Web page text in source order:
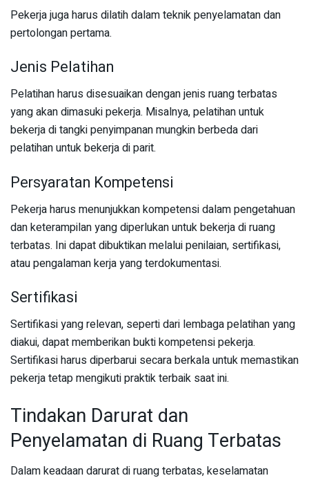
Pekerja juga harus dilatih dalam teknik penyelamatan dan
pertolongan pertama.
Jenis Pelatihan
Pelatihan harus disesuaikan dengan jenis ruang terbatas
yang akan dimasuki pekerja. Misalnya, pelatihan untuk
bekerja di tangki penyimpanan mungkin berbeda dari
pelatihan untuk bekerja di parit.
Persyaratan Kompetensi
Pekerja harus menunjukkan kompetensi dalam pengetahuan
dan keterampilan yang diperlukan untuk bekerja di ruang
terbatas. Ini dapat dibuktikan melalui penilaian, sertifikasi,
atau pengalaman kerja yang terdokumentasi.
Sertifikasi
Sertifikasi yang relevan, seperti dari lembaga pelatihan yang
diakui, dapat memberikan bukti kompetensi pekerja.
Sertifikasi harus diperbarui secara berkala untuk memastikan
pekerja tetap mengikuti praktik terbaik saat ini.
Tindakan Darurat dan
Penyelamatan di Ruang Terbatas
Dalam keadaan darurat di ruang terbatas, keselamatan